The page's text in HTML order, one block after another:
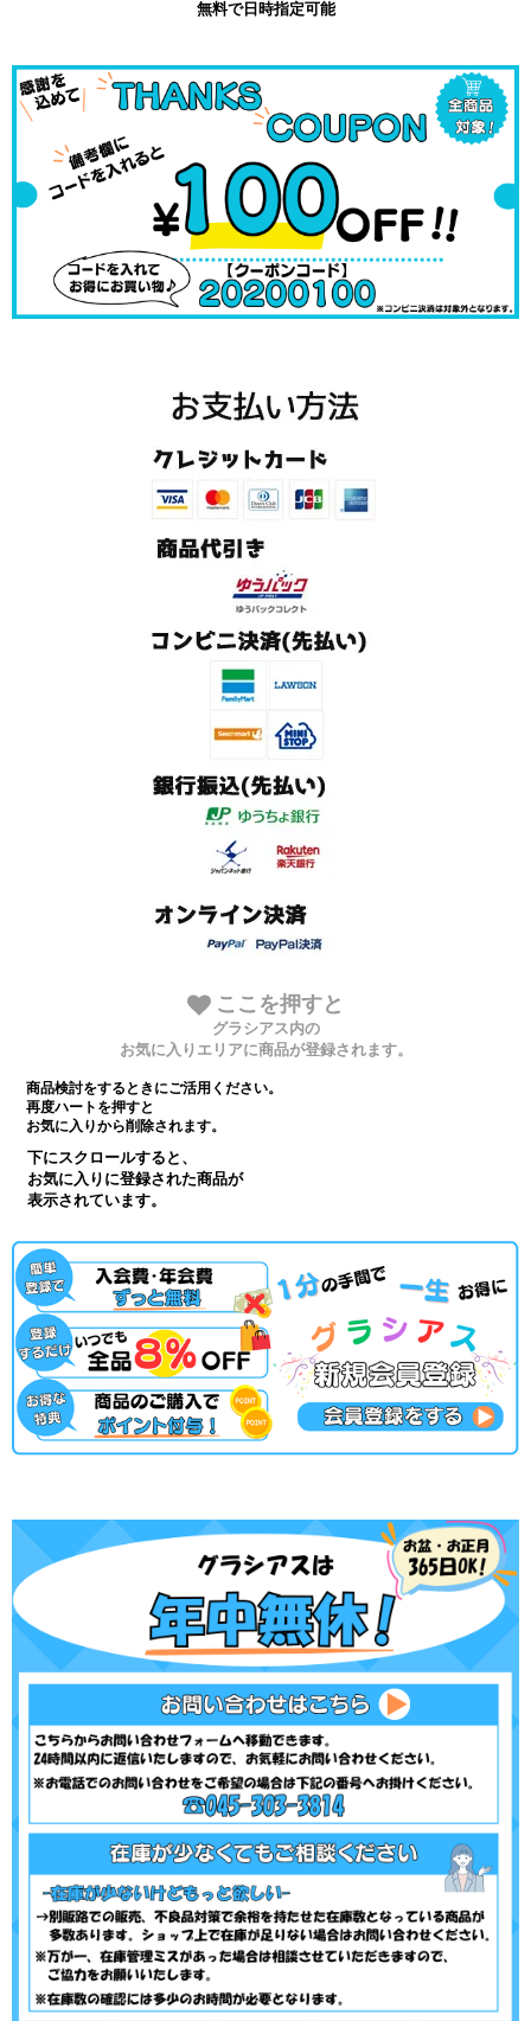
無料で日時指定可能
ここを押すと
グラシアス内の
お気に入りエリアに商品が登録されます。
商品検討をするときにご活用ください。
再度ハートを押すと
お気に入りから削除されます。
下にスクロールすると、
お気に入りに登録された商品が
表示されています。